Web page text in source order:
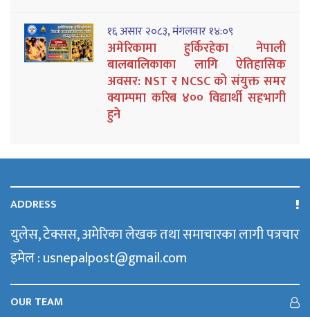
१६ असार २०८३, मंगलवार १४:०९
अमेरिकामा हुर्किरहेका नेपाली
बालबालिकाका लागि ऐतिहासिक
अवसर: NST र NCSC को संयुक्त समर
क्याम्पमा करिब ४०० विद्यार्थी सहभागी
हुने
ADDRESS
युलेस, टेक्सस, अमेरिका लेखक तथा समाचारका लागी पत्रचार
इमेल : usnepalpost@gmail.com
OUR TEAM